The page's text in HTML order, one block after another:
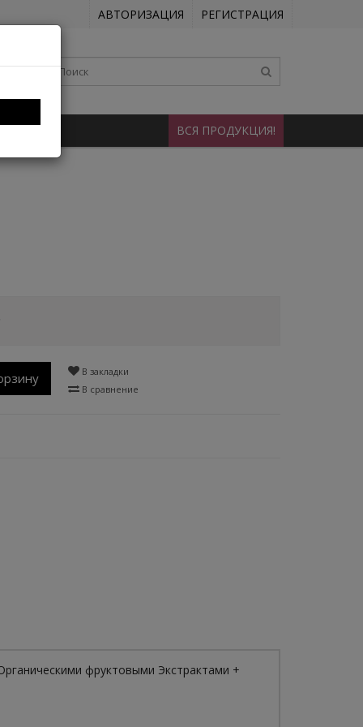
АВТОРИЗАЦИЯ РЕГИСТРАЦИЯ
ВСЯ ПРОДУКЦИЯ!
В закладки
В сравнение
фруктовыми Экстрактами +